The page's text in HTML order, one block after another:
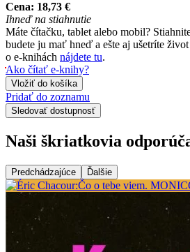
Cena: 18,73 €
Ihneď na stiahnutie
Máte čítačku, tablet alebo mobil?
budete ju mať hneď a ešte aj ušetríte
o e-knihách nájdete tu.
Ako čítať e-knihy?
Vložiť do košíka
Pridať do zoznamu
Sledovať dostupnosť
Naši škriatkovia
Predchádzajúce Ďalšie